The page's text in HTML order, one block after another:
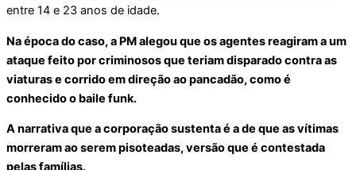
entre 14 e 23 anos de idade.
Na época do caso, a PM alegou que os agentes reagiram a um
ataque feito por criminosos que teriam disparado contra as
viaturas e corrido em direção ao pancadão, como é
conhecido o baile funk.
A narrativa que a corporação sustenta é a de que as vítimas
morreram ao serem pisoteadas, versão que é contestada
pelas famílias.